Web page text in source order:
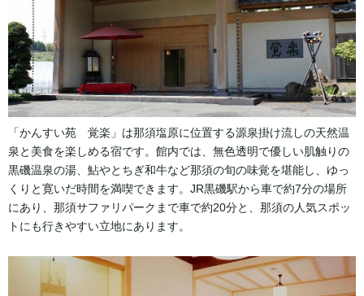
「かんすい苑 覚楽」は那須塩原に位置する源泉掛け流しの天然温
泉と美食を楽しめる宿です。館内では、無色透明で優しい肌触りの
黒磯温泉の湯、鮎やとちぎ和牛など那須の旬の味覚を堪能し、ゆっ
くりと寛いだ時間を満喫できます。JR黒磯駅から車で約7分の場所
にあり、那須サファリパークまで車で約20分と、那須の人気スポッ
トにも行きやすい立地にあります。